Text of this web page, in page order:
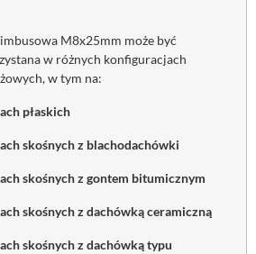
M8x25mm może być
w różnych konfiguracjach
w tym na:
płaskich
skośnych z blachodachówki
skośnych z gontem bitumicznym
skośnych z dachówką ceramiczną
skośnych z dachówką typu